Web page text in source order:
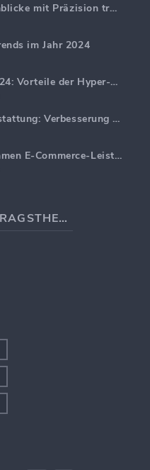
Web Analytics KI: Daten-Einblicke mit Präzision transformieren
im Jahr 2024
E-Mail-Marketing-Trends 2024: Vorteile der Hyper-Personalisierung
Marketing-Analyseberichterstattung: Verbesserung der Geschäftseinblicke
Wie nutzen Online-Unternehmen E-Commerce-Leistungs-Dashboards?
POPULÄRE BLOG-BEITRAGSTHEMEN